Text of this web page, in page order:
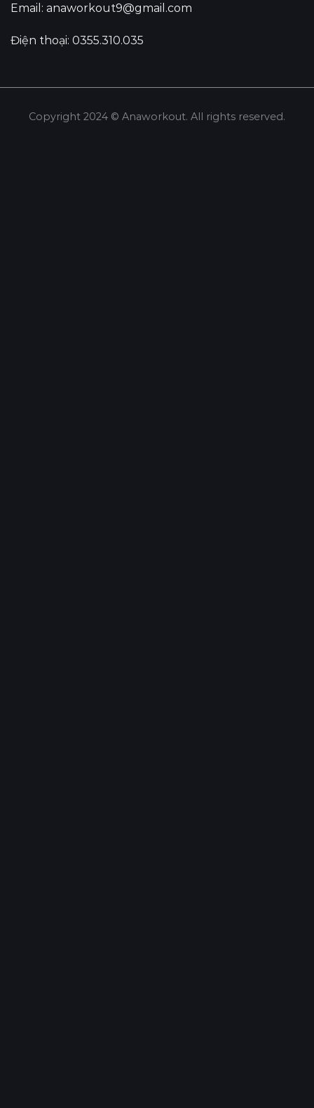
Email: anaworkout9@gmail.com
Điện thoại: 0355.310.035
Copyright 2024 © Anaworkout. All rights reserved.